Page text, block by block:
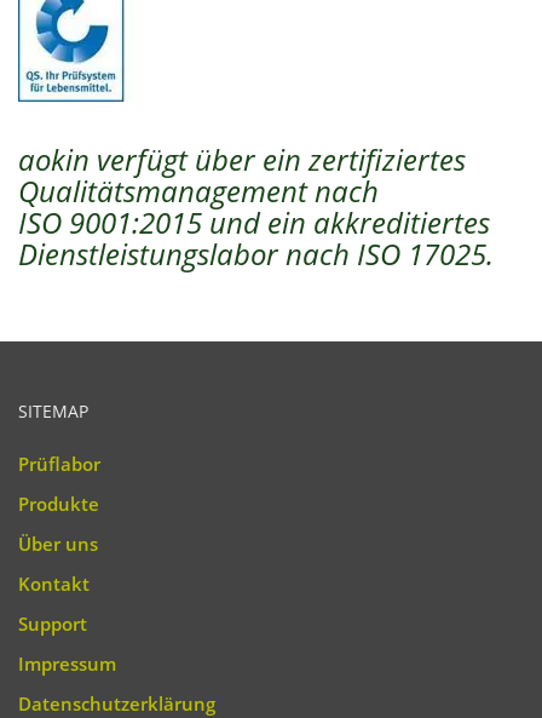
aokin verfügt über ein zertifiziertes
Qualitätsmanagement nach
ISO 9001:2015 und ein akkreditiertes
Dienstleistungslabor nach ISO 17025.
SITEMAP
Prüflabor
Produkte
Über uns
Kontakt
Support
Impressum
Datenschutzerklärung